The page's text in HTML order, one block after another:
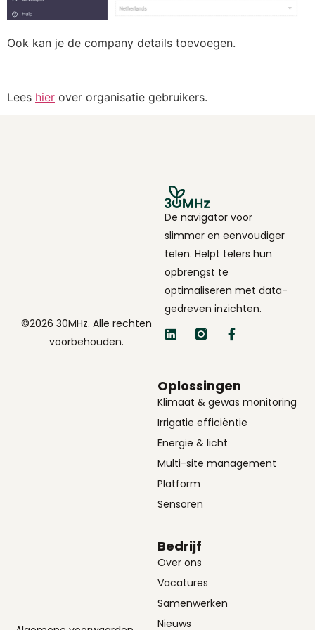
Ook kan je de company details toevoegen.
Lees hier over organisatie gebruikers.
De navigator voor
slimmer en eenvoudiger
telen. Helpt telers hun
opbrengst te
optimaliseren met data-
gedreven inzichten.
Oplossingen
Klimaat & gewas monitoring
Irrigatie efficiëntie
Energie & licht
Multi-site management
Platform
Sensoren
Bedrijf
Over ons
Vacatures
Samenwerken
Nieuws
©2026 30MHz. Alle rechten
voorbehouden.